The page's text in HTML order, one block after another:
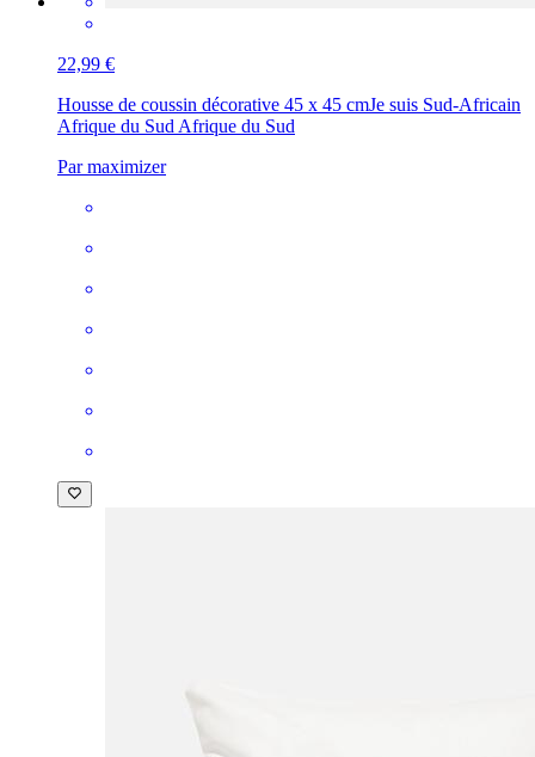
22,99 €
Housse de coussin décorative 45 x 45 cmJe suis Sud-Africain
Afrique du Sud Afrique du Sud
Par maximizer